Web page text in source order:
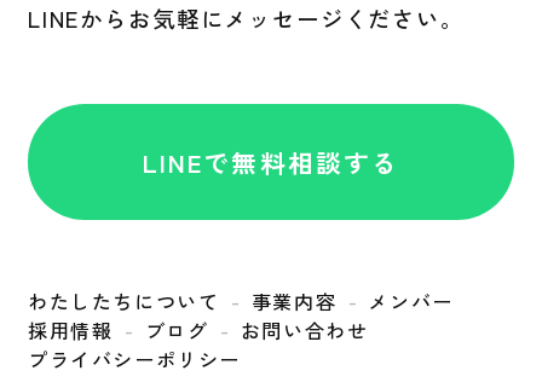
LINEからお気軽にメッセージください。
LINEで無料相談する
わたしたちについて 事業内容
メンバー
採用情報
ブログ
お問い合わせ
プライバシーポリシー